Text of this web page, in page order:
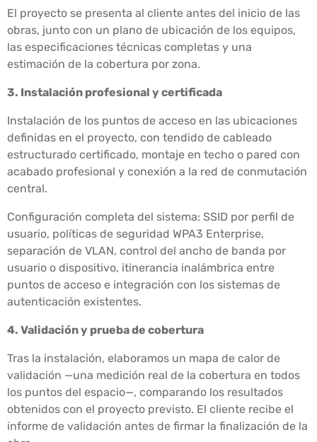
El proyecto se presenta al cliente antes del inicio de las
obras, junto con un plano de ubicación de los equipos,
las especificaciones técnicas completas y una
estimación de la cobertura por zona.
3. Instalación profesional y certificada
Instalación de los puntos de acceso en las ubicaciones
definidas en el proyecto, con tendido de cableado
estructurado certificado, montaje en techo o pared con
acabado profesional y conexión a la red de conmutación
central.
Configuración completa del sistema: SSID por perfil de
usuario, políticas de seguridad WPA3 Enterprise,
separación de VLAN, control del ancho de banda por
usuario o dispositivo, itinerancia inalámbrica entre
puntos de acceso e integración con los sistemas de
autenticación existentes.
4. Validación y prueba de cobertura
Tras la instalación, elaboramos un mapa de calor de
validación —una medición real de la cobertura en todos
los puntos del espacio—, comparando los resultados
obtenidos con el proyecto previsto. El cliente recibe el
informe de validación antes de firmar la finalización de la